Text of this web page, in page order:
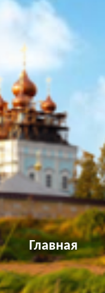
Главная